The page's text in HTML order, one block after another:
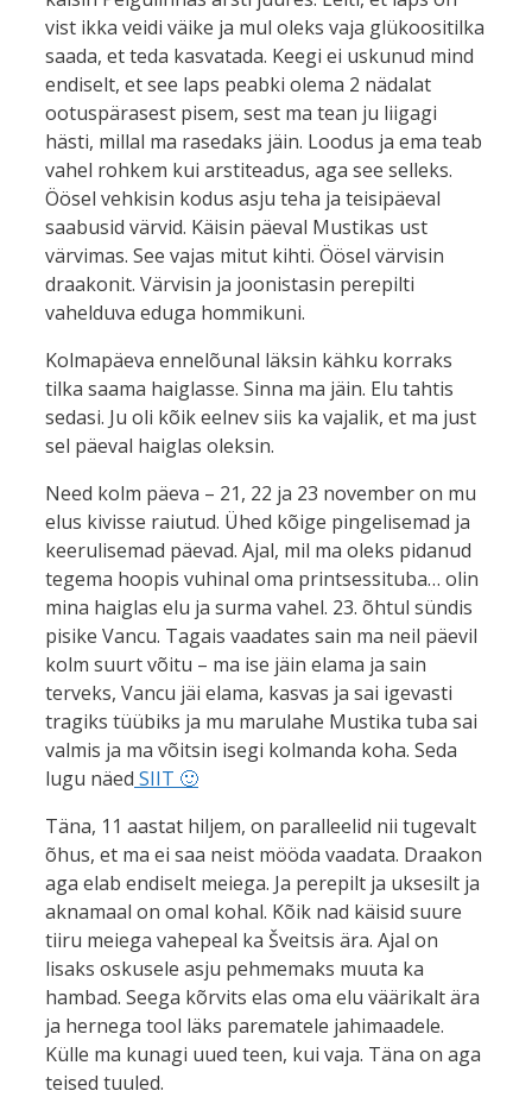
vist ikka veidi väike ja mul oleks vaja glükoositilka
saada, et teda kasvatada. Keegi ei uskunud mind
endiselt, et see laps peabki olema 2 nädalat
ootuspärasest pisem, sest ma tean ju liigagi
hästi, millal ma rasedaks jäin. Loodus ja ema teab
vahel rohkem kui arstiteadus, aga see selleks.
Öösel vehkisin kodus asju teha ja teisipäeval
saabusid värvid. Käisin päeval Mustikas ust
värvimas. See vajas mitut kihti. Öösel värvisin
draakonit. Värvisin ja joonistasin perepilti
vahelduva eduga hommikuni.
Kolmapäeva ennelõunal läksin kähku korraks
tilka saama haiglasse. Sinna ma jäin. Elu tahtis
sedasi. Ju oli kõik eelnev siis ka vajalik, et ma just
sel päeval haiglas oleksin.
Need kolm päeva – 21, 22 ja 23 november on mu
elus kivisse raiutud. Ühed kõige pingelisemad ja
keerulisemad päevad. Ajal, mil ma oleks pidanud
tegema hoopis vuhinal oma printsessituba… olin
mina haiglas elu ja surma vahel. 23. õhtul sündis
pisike Vancu. Tagais vaadates sain ma neil päevil
kolm suurt võitu – ma ise jäin elama ja sain
terveks, Vancu jäi elama, kasvas ja sai igevasti
tragiks tüübiks ja mu marulahe Mustika tuba sai
valmis ja ma võitsin isegi kolmanda koha. Seda
lugu näed SIIT 🙂
Täna, 11 aastat hiljem, on paralleelid nii tugevalt
õhus, et ma ei saa neist mööda vaadata. Draakon
aga elab endiselt meiega. Ja perepilt ja uksesilt ja
aknamaal on omal kohal. Kõik nad käisid suure
tiiru meiega vahepeal ka Šveitsis ära. Ajal on
lisaks oskusele asju pehmemaks muuta ka
hambad. Seega kõrvits elas oma elu väärikalt ära
ja hernega tool läks parematele jahimaadele.
Külle ma kunagi uued teen, kui vaja. Täna on aga
teised tuuled.